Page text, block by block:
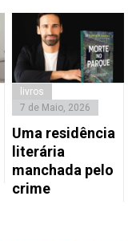
livros
7 de Maio, 2026
Uma residência
literária
manchada pelo
crime